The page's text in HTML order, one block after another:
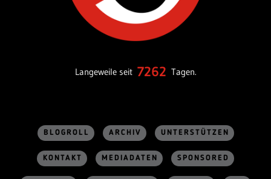
Langeweile seit 7262 Tagen.
BLOGROLL ARCHIV UNTERSTÜTZEN
KONTAKT MEDIADATEN SPONSORED